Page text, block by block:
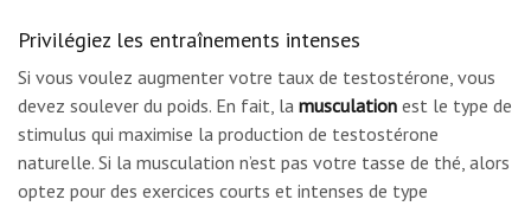
Privilégiez les entraînements intenses
Si vous voulez augmenter votre taux de testostérone, vous
devez soulever du poids. En fait, la musculation est le type de
stimulus qui maximise la production de testostérone
naturelle. Si la musculation n’est pas votre tasse de thé, alors
optez pour des exercices courts et intenses de type